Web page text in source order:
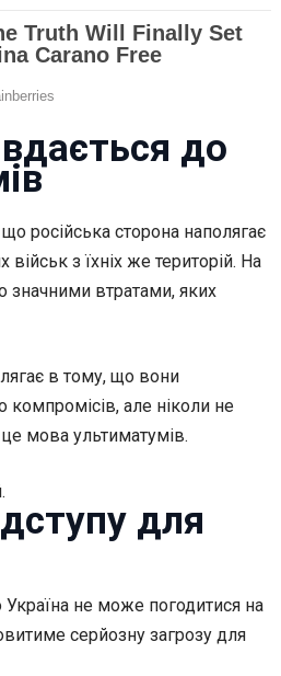
до
російська сторона наполягає
військ з їхніх же територій. На
значними втратами, яких
в тому, що вони
компромісів, але ніколи не
мова ультиматумів.
для
не може погодитися на
серйозну загрозу для